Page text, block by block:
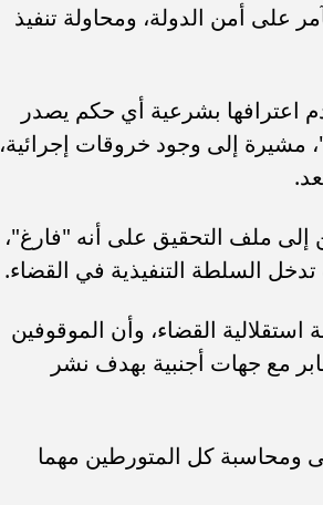
على أمن الدولة، ومحاولة تنفيذ
اعترافها بشرعية أي حكم يصدر
مشيرة إلى وجود خروقات إجرائية،
ملف التحقيق على أنه "فارغ"،
السلطة التنفيذية في القضاء.
القضاء، وأن الموقوفين
مع جهات أجنبية بهدف نشر
ومحاسبة كل المتورطين مهما